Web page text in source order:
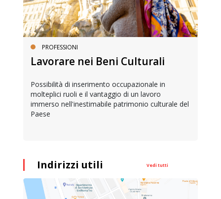
PROFESSIONI
Lavorare nei Beni Culturali
Possibilità di inserimento occupazionale in
molteplici ruoli e il vantaggio di un lavoro
immerso nell'inestimabile patrimonio culturale del
Paese
Indirizzi utili Vedi tutti